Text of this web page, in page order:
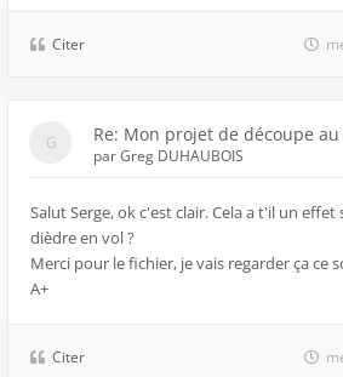
Citer
Re: Mon projet de découpe
parGreg DUHAUBOIS
Salut Serge, ok c'est clair. Cela a t'il un
dièdre en vol ?
Merci pour le fichier, je vais regarder ça ce
A+
Citer